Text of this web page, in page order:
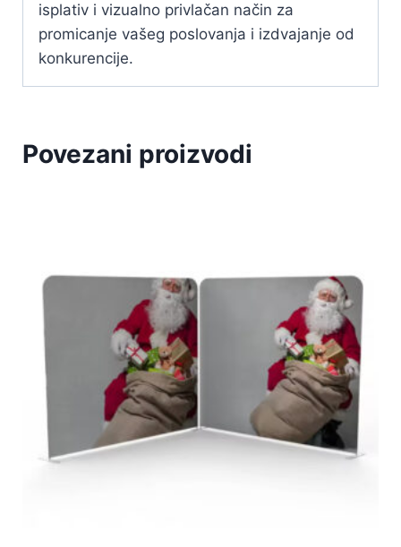
isplativ i vizualno privlačan način za
promicanje vašeg poslovanja i izdvajanje od
konkurencije.
Povezani proizvodi